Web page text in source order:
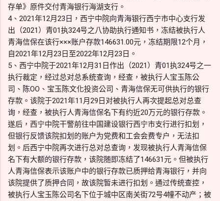
存单》原件交付青海银行海湖支行。
4、2021年12月23日，西宁中院向青海银行西宁市中心支行发
出（2021）青01执324号之八协助执行通知书，冻结被执行人
青海信保在该行×××账户存款146631.00元，冻结期限12个月，
自2021年12月23日至2022年12月23日。
5、西宁中院于2021年12月31日作出（2021）青01执324号之一
执行裁定，经过总对总系统查询，经查，被执行人宝玉陈公
司、陈OO、宝玉陈文化投资公司、青海信保无可供执行的银行
存款。该院于2021年11月29日对被执行人再次提起总对总查
询，经查，被执行人青海信保名下有约近20万元的银行存款。
遂后，西宁中院干警前往中国建设银行西宁市支行进行扣划，
但银行反馈该院扣划的账户为党费和工会会费专户，无法扣
划。后西宁中院再次进行总对总查询，发现被执行人青海信保
名下有大额的银行存款，该院随即冻结了146631元。但被执行
人青海信保表示该账户中的银行存款已质押给青海银行，并向
该院提供了质押合同，故该院暂未进行扣划。通过传统查控，
被执行人宝玉陈公司名下位于城中区南关街72号4幢不动产；被